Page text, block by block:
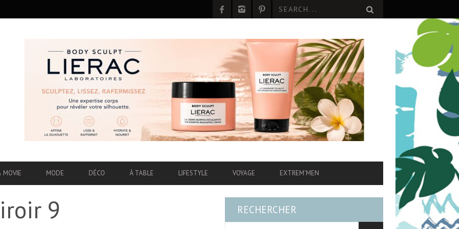
MOVIE MODE DÉCO À TABLE LIFESTYLE VOYAGE EXTREM’MEN
9 RECHERCHER